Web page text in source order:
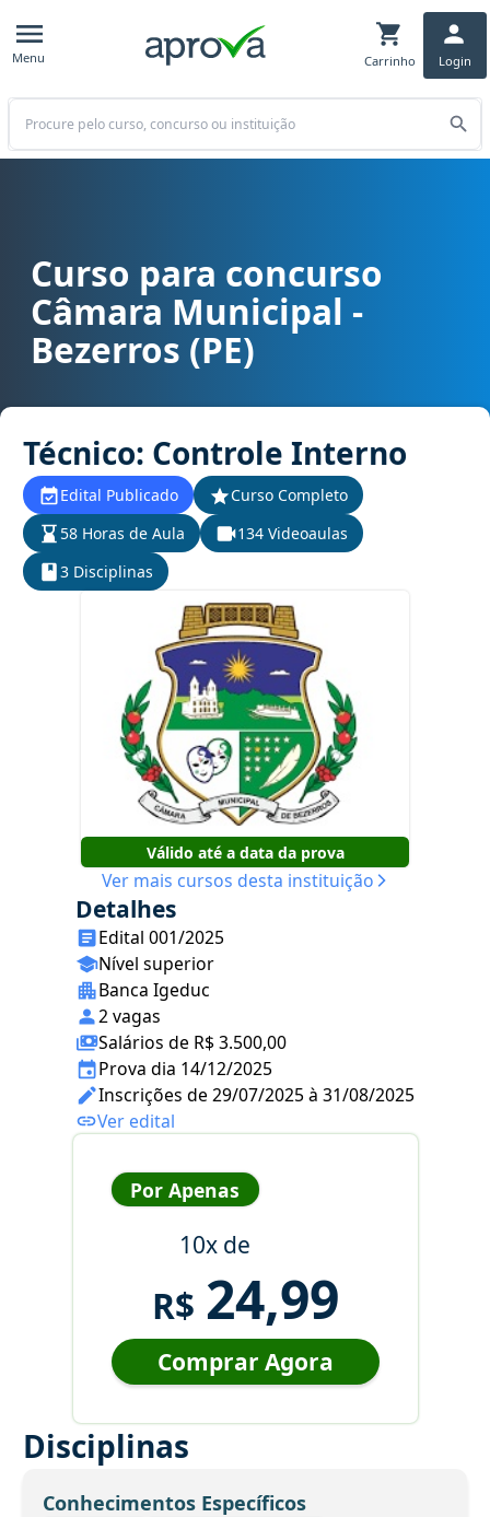
Menu Carrinho Login
Buscar
Curso para concurso Câmara Municipal - Bezerros (PE) cargo
Curso para concurso
Câmara Municipal -
Bezerros (PE)
Técnico: Controle Interno
Edital Publicado
Curso Completo
58 Horas de Aula
134 Videoaulas
3 Disciplinas
Válido até a data da prova
Ver mais cursos desta instituição
Detalhes
Edital 001/2025
Nível superior
Banca Igeduc
2 vagas
Salários de R$ 3.500,00
Prova dia 14/12/2025
Inscrições de 29/07/2025 à 31/08/2025
Ver edital
Por Apenas
10x de
R$ 24,99
Comprar Agora
Disciplinas
Conhecimentos Específicos